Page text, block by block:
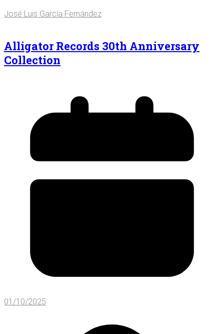
José Luis García Fernández
Alligator Records 30th Anniversary
Collection
01/10/2025